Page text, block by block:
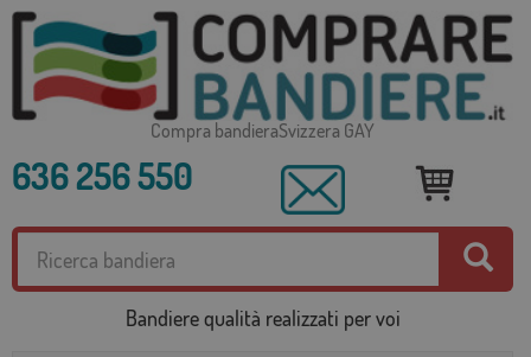
Compra bandieraSvizzera GAY
636 256 550
Bandiere qualità realizzati per voi